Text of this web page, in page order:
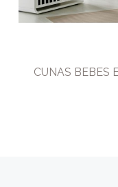
CUNAS BEBES